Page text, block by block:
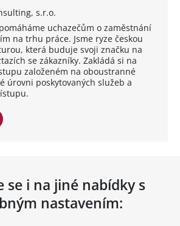
uchazečům o zaměstnání
na trhu práce. Jsme ryze českou
která buduje svoji značku na
se zákazníky. Zakládá si na
založeném na oboustranné
úrovni poskytovaných služeb a
se i na jiné nabídky s
nastavením: